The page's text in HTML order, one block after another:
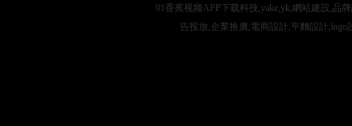
91香蕉视频APP下载科技,yake,yk,網站建設,品
告投放,企業推廣,電商設計,平麵設計